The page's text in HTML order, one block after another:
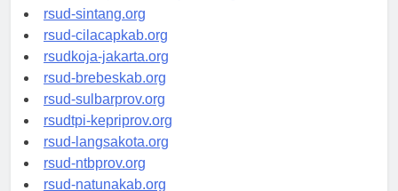
rsudrtnotopuro-sidoarjokab.org
rsud-sintang.org
rsud-cilacapkab.org
rsudkoja-jakarta.org
rsud-brebeskab.org
rsud-sulbarprov.org
rsudtpi-kepriprov.org
rsud-langsakota.org
rsud-ntbprov.org